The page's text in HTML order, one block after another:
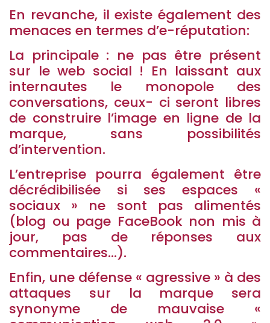
En revanche, il existe également des
menaces en termes d’e-réputation:
La principale : ne pas être présent
sur le web social ! En laissant aux
internautes le monopole des
conversations, ceux- ci seront libres
de construire l’image en ligne de la
marque, sans possibilités
d’intervention.
L’entreprise pourra également être
décrédibilisée si ses espaces «
sociaux » ne sont pas alimentés
(blog ou page FaceBook non mis à
jour, pas de réponses aux
commentaires…).
Enfin, une défense « agressive » à des
attaques sur la marque sera
synonyme de mauvaise «